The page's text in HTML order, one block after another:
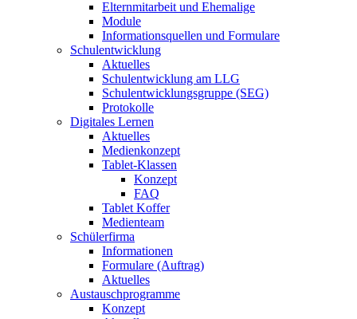
Elternmitarbeit und Ehemalige
Module
Informationsquellen und Formulare
Schulentwicklung
Aktuelles
Schulentwicklung am LLG
Schulentwicklungsgruppe (SEG)
Protokolle
Digitales Lernen
Aktuelles
Medienkonzept
Tablet-Klassen
Konzept
FAQ
Tablet Koffer
Medienteam
Schülerfirma
Informationen
Formulare (Auftrag)
Aktuelles
Austauschprogramme
Konzept